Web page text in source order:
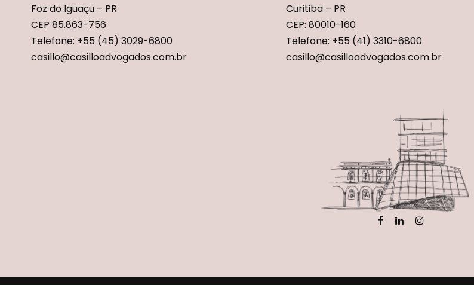
Foz do Iguaçu – PR
CEP 85.863-756
Telefone: +55 (45) 3029-6800
casillo@casilloadvogados.com.br
Curitiba – PR
CEP: 80010-160
Telefone: +55 (41) 3310-6800
casillo@casilloadvogados.com.br